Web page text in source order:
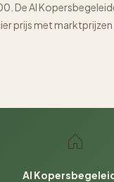
De AI
prijs met
AI